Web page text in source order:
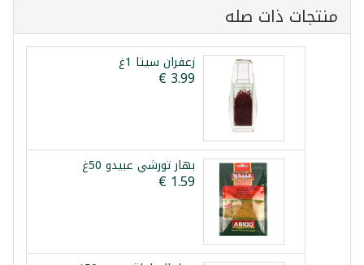
منتجات ذات صله
زعفران سيتا 1غ
بهار تورشي عبيدو 50غ